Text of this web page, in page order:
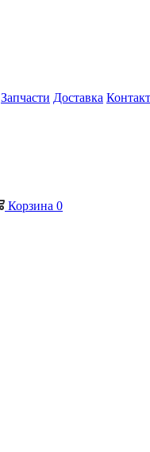
Запчасти Доставка
Корзина 0